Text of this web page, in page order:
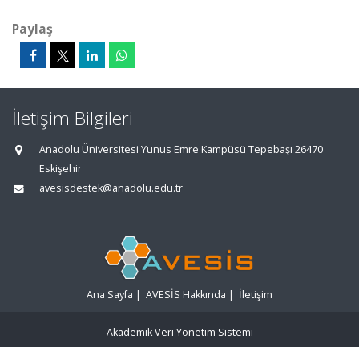
Paylaş
İletişim Bilgileri
Anadolu Üniversitesi Yunus Emre Kampüsü Tepebaşı 26470
Eskişehir
avesisdestek@anadolu.edu.tr
Ana Sayfa | AVESİS Hakkında | İletişim
Akademik Veri Yönetim Sistemi